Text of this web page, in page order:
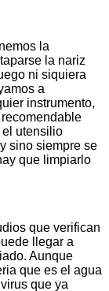
la
la nariz
ni siquiera
a
instrumento,
el utensilio
sino siempre se
que limpiarlo
que verifican
llegar a
Aunque
que es el agua
que ya